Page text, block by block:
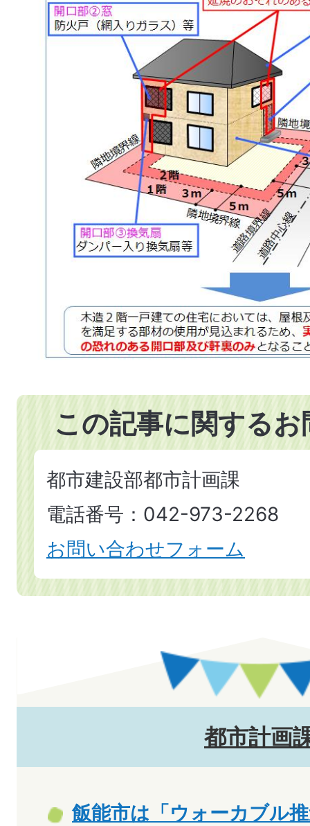
この記事に関する
都市建設部都市計画課
電話番号：042-973-2268
お問い合わせフォーム
都市計画
飯能市は「ウォーカブル